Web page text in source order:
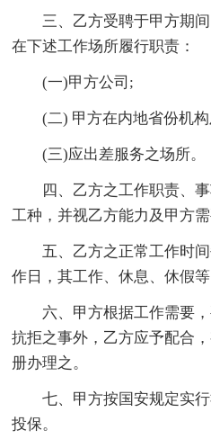
三、乙方受聘于甲方期
在下述工作场所履行职责：
(一)甲方公司;
(二) 甲方在内地省份机
(三)应出差服务之场所。
四、乙方之工作职责、
工种，并视乙方能力及甲方需
五、乙方之正常工作时
作日，其工作、休息、休假
六、甲方根据工作需要
抗拒之事外，乙方应予配合
册办理之。
七、甲方按国安规定实
投保。